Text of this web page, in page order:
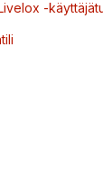
-